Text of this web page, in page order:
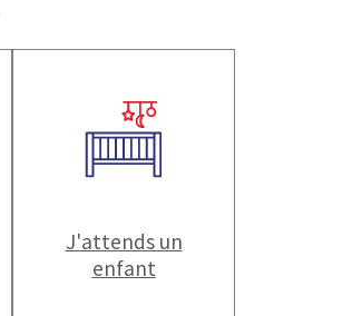
J'attends un
enfant